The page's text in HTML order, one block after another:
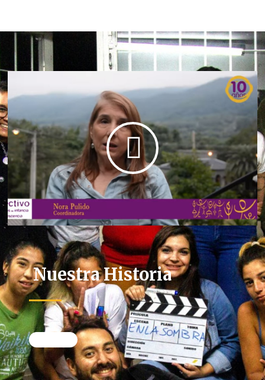
Nuestra Historia